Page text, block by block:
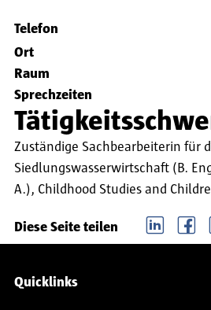
Telefon
Ort
Raum
Sprechzeiten
Zuständige Sachbearbeiterin für
Siedlungswasserwirtschaft (B.
A.), Childhood Studies and
Diese Seite teilen LinkedIn Facebook
Service-Navigation
Quicklinks